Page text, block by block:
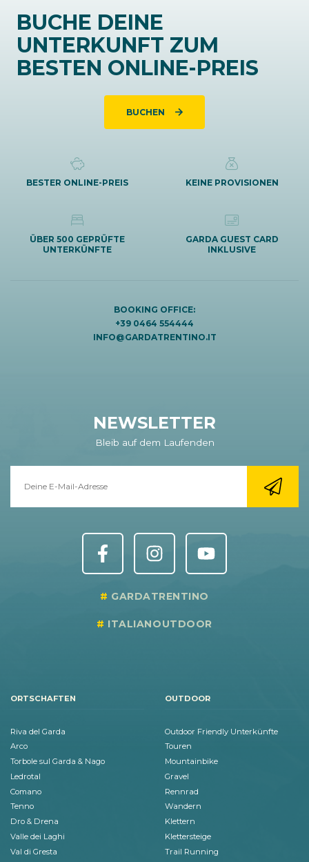
BUCHE DEINE
UNTERKUNFT ZUM
BESTEN ONLINE-PREIS
BUCHEN
BESTER ONLINE-PREIS KEINE PROVISIONEN
ÜBER 500 GEPRÜFTE
UNTERKÜNFTE
GARDA GUEST CARD
INKLUSIVE
BOOKING OFFICE:
+39 0464 554444
INFO@GARDATRENTINO.IT
NEWSLETTER
Bleib auf dem Laufenden
GARDATRENTINO
ITALIANOUTDOOR
ORTSCHAFTEN
Riva del Garda
Arco
Torbole sul Garda & Nago
Ledrotal
Comano
Tenno
Dro & Drena
Valle dei Laghi
Val di Gresta
OUTDOOR
Outdoor Friendly Unterkünfte
Touren
Mountainbike
Gravel
Rennrad
Wandern
Klettern
Klettersteige
Trail Running